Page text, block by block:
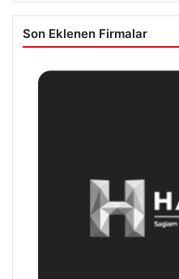
Son Eklenen Firmalar